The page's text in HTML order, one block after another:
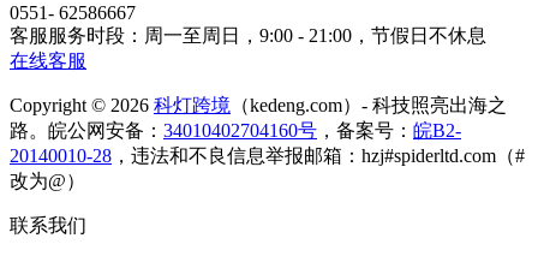
0551- 62586667
客服服务时段：周一至周日，9:00 - 21:00，节假日不休息
在线客服
Copyright © 2026 科灯跨境 （kedeng.com）- 科技照亮出海之
路。皖公网安备： 34010402704160号 ，备案号： 皖B2-
20140010-28 ，违法和不良信息举报邮箱：hzj#spiderltd.com（#
改为@）
联系我们